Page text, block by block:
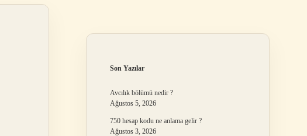
Son Yazılar
Avcılık bölümü nedir ?
Ağustos 5, 2026
750 hesap kodu ne anlama gelir ?
Ağustos 3, 2026